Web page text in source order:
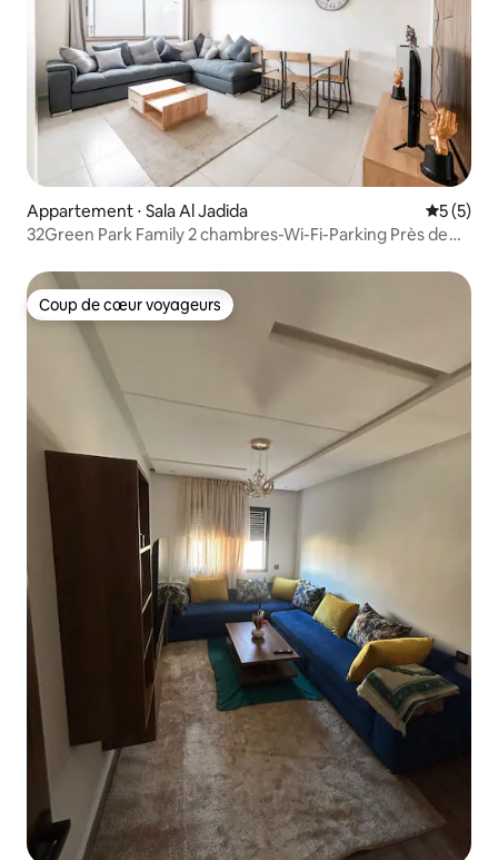
Appartement ⋅ Sala Al Jadida
5 (5)
32Green Park Family 2 chambres-Wi-Fi-Parking Près de
Coup de cœur voyageurs
Coup de cœur voyageurs